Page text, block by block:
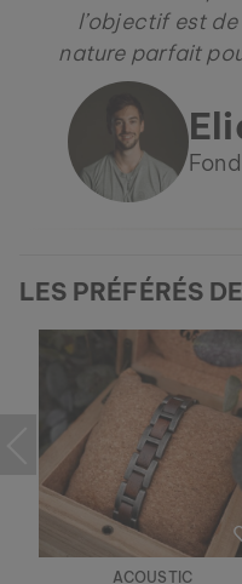
l’objectif est
nature parfait
LES PRÉFÉRÉS
ACOUSTIC